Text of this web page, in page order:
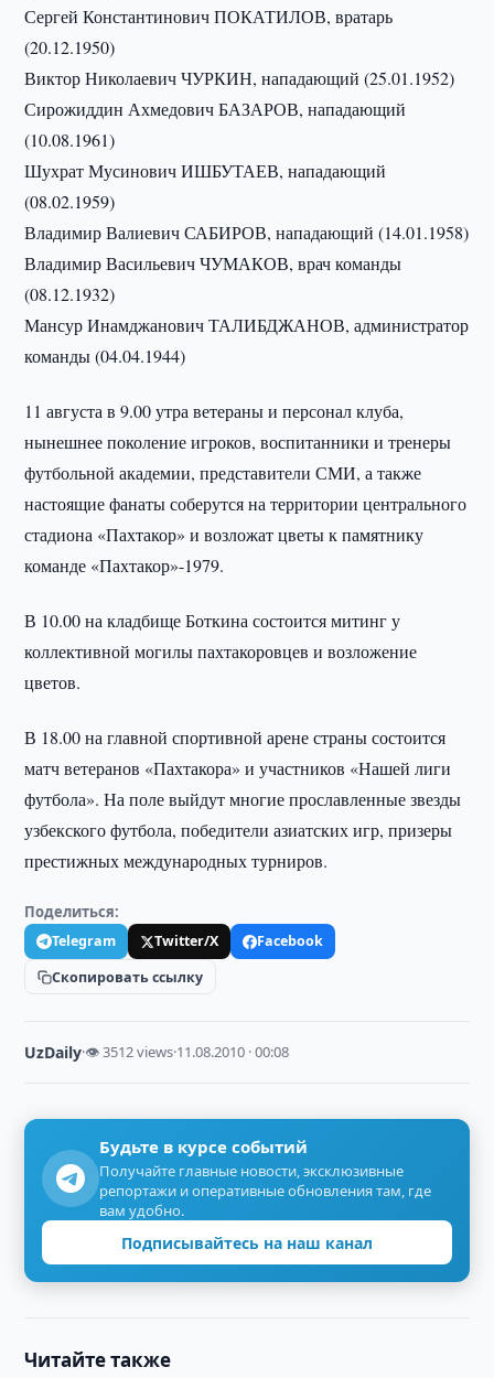
Сергей Константинович ПОКАТИЛОВ, вратарь
(20.12.1950)
Виктор Николаевич ЧУРКИН, нападающий (25.01.1952)
Сирожиддин Ахмедович БАЗАРОВ, нападающий
(10.08.1961)
Шухрат Мусинович ИШБУТАЕВ, нападающий
(08.02.1959)
Владимир Валиевич САБИРОВ, нападающий (14.01.1958)
Владимир Васильевич ЧУМАКОВ, врач команды
(08.12.1932)
Мансур Инамджанович ТАЛИБДЖАНОВ, администратор
команды (04.04.1944)
11 августа в 9.00 утра ветераны и персонал клуба,
нынешнее поколение игроков, воспитанники и тренеры
футбольной академии, представители СМИ, а также
настоящие фанаты соберутся на территории центрального
стадиона «Пахтакор» и возложат цветы к памятнику
команде «Пахтакор»-1979.
В 10.00 на кладбище Боткина состоится митинг у
коллективной могилы пахтакоровцев и возложение
цветов.
В 18.00 на главной спортивной арене страны состоится
матч ветеранов «Пахтакора» и участников «Нашей лиги
футбола». На поле выйдут многие прославленные звезды
узбекского футбола, победители азиатских игр, призеры
престижных международных турниров.
Поделиться:
Telegram Twitter/X
Facebook
Скопировать ссылку
UzDaily·👁 3512 views·11.08.2010 · 00:08
Будьте в курсе событий
Получайте главные новости, эксклюзивные
репортажи и оперативные обновления там, где
вам удобно.
Подписывайтесь на наш канал
Читайте также